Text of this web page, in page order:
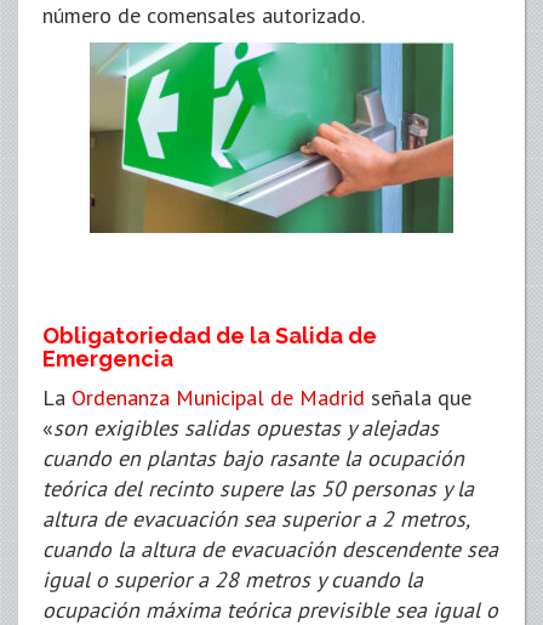
número de comensales autorizado.
Obligatoriedad de la Salida de
Emergencia
La Ordenanza Municipal de Madrid señala que
«son exigibles salidas opuestas y alejadas
cuando en plantas bajo rasante la ocupación
teórica del recinto supere las 50 personas y la
altura de evacuación sea superior a 2 metros,
cuando la altura de evacuación descendente sea
igual o superior a 28 metros y cuando la
ocupación máxima teórica previsible sea igual o